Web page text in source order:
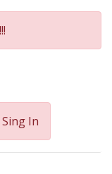
Sing In